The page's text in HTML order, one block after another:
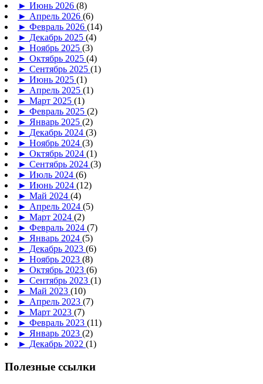
► Июнь 2026 (8)
► Апрель 2026 (6)
► Февраль 2026 (14)
► Декабрь 2025 (4)
► Ноябрь 2025 (3)
► Октябрь 2025 (4)
► Сентябрь 2025 (1)
► Июнь 2025 (1)
► Апрель 2025 (1)
► Март 2025 (1)
► Февраль 2025 (2)
► Январь 2025 (2)
► Декабрь 2024 (3)
► Ноябрь 2024 (3)
► Октябрь 2024 (1)
► Сентябрь 2024 (3)
► Июль 2024 (6)
► Июнь 2024 (12)
► Май 2024 (4)
► Апрель 2024 (5)
► Март 2024 (2)
► Февраль 2024 (7)
► Январь 2024 (5)
► Декабрь 2023 (6)
► Ноябрь 2023 (8)
► Октябрь 2023 (6)
► Сентябрь 2023 (1)
► Май 2023 (10)
► Апрель 2023 (7)
► Март 2023 (7)
► Февраль 2023 (11)
► Январь 2023 (2)
► Декабрь 2022 (1)
Полезные ссылки